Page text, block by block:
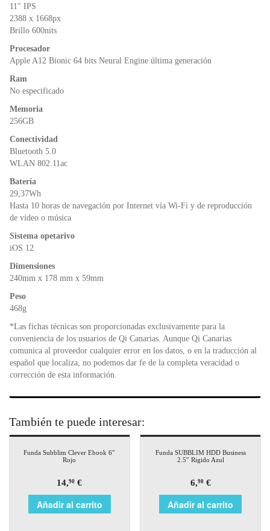
11″ IPS
2388 x 1668px
Brillo 600nits
Procesador
Apple A12 Bionic 64 bits Neural Engine última generación
Ram
No especificado
Memoria
256GB
Conectividad
Bluetooth 5.0
WLAN 802.11ac
Batería
29,37Wh
Hasta 10 horas de navegación por Internet vía Wi‑Fi y de reproducción
de vídeo o música
Sistema opetarivo
iOS 12
Dimensiones
240mm x 178 mm x 59mm
Peso
468g
*Las fichas técnicas son proporcionadas exclusivamente para la
conveniencia de los usuarios de Qi Canarias. Aunque Qi Canarias
comunica al proveedor cualquier error en los datos, o en la traducción al
español que localiza, no podemos dar fe de la completa veracidad o
corrección de esta información.
También te puede interesar:
Funda Subblim Clever Ebook 6″
Rojo
14,90 €
Añadir al carrito
Funda SUBBLIM HDD Business
2.5″ Rigido Azul
6,90€
Añadir al carrito